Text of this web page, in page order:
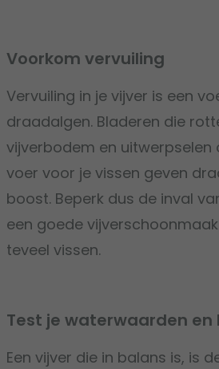
Voorkom vervuiling
Vervuiling in je vijver is een
draadalgen. Bladeren die
vijverbodem en
voer voor je vissen geven
boost. Beperk dus de inval
een goede
teveel vissen.
Test je waterwaarden en
Een vijver die in balans is, is